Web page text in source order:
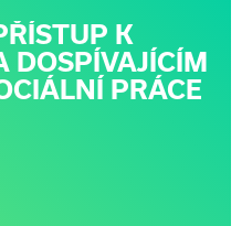
K
DOSPÍVAJÍCÍM
PRÁCE